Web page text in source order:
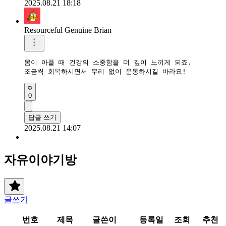
2025.08.21 18:18
Resourceful Genuine Brian
몸이 아플 때 건강의 소중함을 더 깊이 느끼게 되죠.
조금씩 회복하시면서 무리 없이 운동하시길 바라요!
0
답글 쓰기
2025.08.21 14:07
자유이야기방
글쓰기
번호 제목 글쓴이 등록일 조회 추천